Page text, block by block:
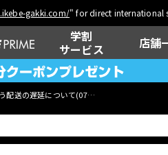
gakki.com/" for direct international
学割
サービス
店舗
配送の遅延について(07月29日